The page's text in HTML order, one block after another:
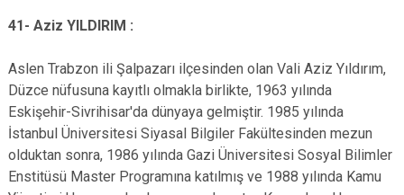
41- Aziz YILDIRIM :
Aslen Trabzon ili Şalpazarı ilçesinden olan Vali Aziz Yıldırım,
Düzce nüfusuna kayıtlı olmakla birlikte, 1963 yılında
Eskişehir-Sivrihisar'da dünyaya gelmiştir. 1985 yılında
İstanbul Üniversitesi Siyasal Bilgiler Fakültesinden mezun
olduktan sonra, 1986 yılında Gazi Üniversitesi Sosyal Bilimler
Enstitüsü Master Programına katılmış ve 1988 yılında Kamu